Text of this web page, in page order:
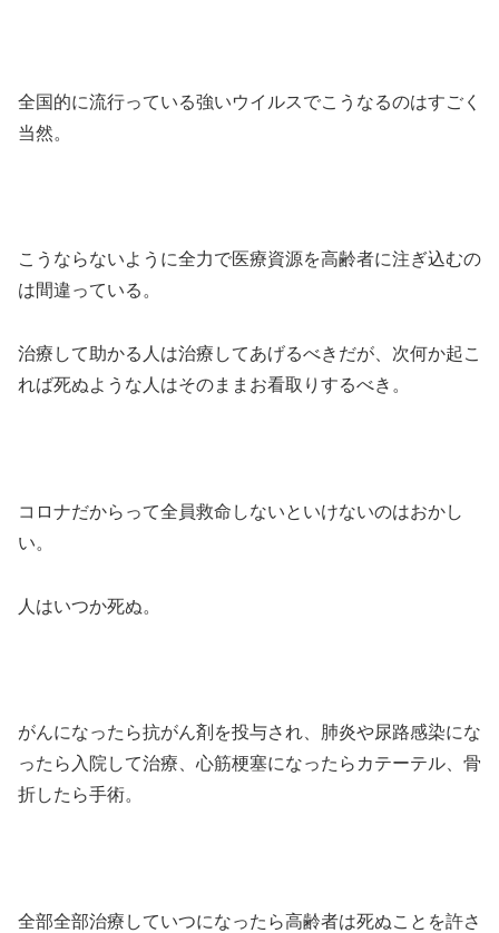
全国的に流行っている強いウイルスでこうなるのはすごく
当然。
こうならないように全力で医療資源を高齢者に注ぎ込むの
は間違っている。
治療して助かる人は治療してあげるべきだが、次何か起こ
れば死ぬような人はそのままお看取りするべき。
コロナだからって全員救命しないといけないのはおかし
い。
人はいつか死ぬ。
がんになったら抗がん剤を投与され、肺炎や尿路感染にな
ったら入院して治療、心筋梗塞になったらカテーテル、骨
折したら手術。
全部全部治療していつになったら高齢者は死ぬことを許さ